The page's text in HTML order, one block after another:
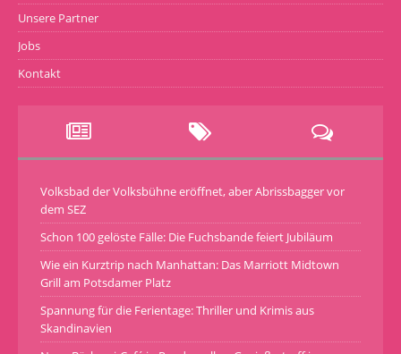
Unsere Partner
Jobs
Kontakt
Volksbad der Volksbühne eröffnet, aber Abrissbagger vor
dem SEZ
Schon 100 gelöste Fälle: Die Fuchsbande feiert Jubiläum
Wie ein Kurztrip nach Manhattan: Das Marriott Midtown
Grill am Potsdamer Platz
Spannung für die Ferientage: Thriller und Krimis aus
Skandinavien